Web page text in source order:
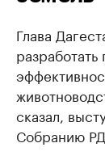
Глава
сказал,
Собранию РД.